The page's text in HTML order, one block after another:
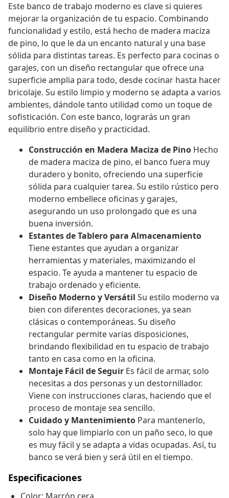
Este banco de trabajo moderno es clave si quieres
mejorar la organización de tu espacio. Combinando
funcionalidad y estilo, está hecho de madera maciza
de pino, lo que le da un encanto natural y una base
sólida para distintas tareas. Es perfecto para cocinas o
garajes, con un diseño rectangular que ofrece una
superficie amplia para todo, desde cocinar hasta hacer
bricolaje. Su estilo limpio y moderno se adapta a varios
ambientes, dándole tanto utilidad como un toque de
sofisticación. Con este banco, lograrás un gran
equilibrio entre diseño y practicidad.
Construcción en Madera Maciza de Pino Hecho
de madera maciza de pino, el banco fuera muy
duradero y bonito, ofreciendo una superficie
sólida para cualquier tarea. Su estilo rústico pero
moderno embellece oficinas y garajes,
asegurando un uso prolongado que es una
buena inversión.
Estantes de Tablero para Almacenamiento
Tiene estantes que ayudan a organizar
herramientas y materiales, maximizando el
espacio. Te ayuda a mantener tu espacio de
trabajo ordenado y eficiente.
Diseño Moderno y Versátil Su estilo moderno va
bien con diferentes decoraciones, ya sean
clásicas o contemporáneas. Su diseño
rectangular permite varias disposiciones,
brindando flexibilidad en tu espacio de trabajo
tanto en casa como en la oficina.
Montaje Fácil de Seguir Es fácil de armar, solo
necesitas a dos personas y un destornillador.
Viene con instrucciones claras, haciendo que el
proceso de montaje sea sencillo.
Cuidado y Mantenimiento Para mantenerlo,
solo hay que limpiarlo con un paño seco, lo que
es muy fácil y se adapta a vidas ocupadas. Así, tu
banco se verá bien y será útil en el tiempo.
Especificaciones